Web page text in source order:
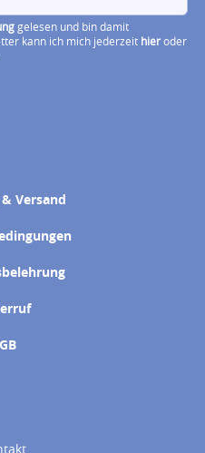
gelesen und bin damit
kann ich mich jederzeit hieroder
Versand